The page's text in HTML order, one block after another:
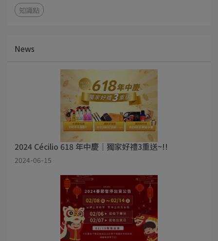
知識點
News
2024 Cécilio 618 年中慶｜獨家好禮3重送~!!
2024-06-15